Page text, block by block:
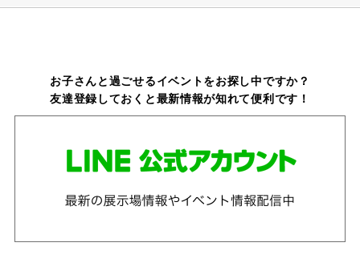
お子さんと過ごせるイベントをお探し中ですか？
友達登録しておくと最新情報が知れて便利です！